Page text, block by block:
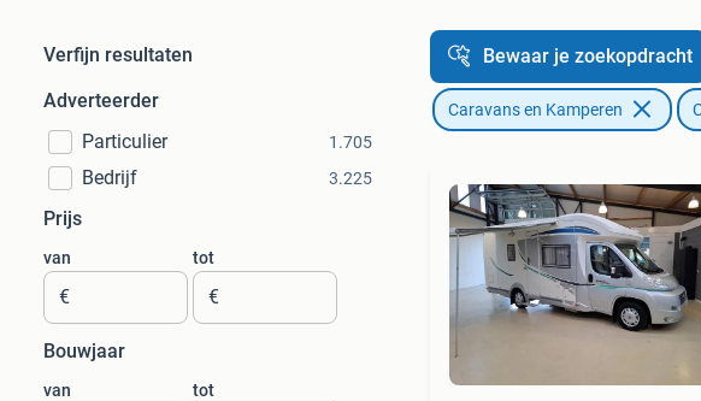
Verfijn resultaten
Adverteerder
Particulier
1.705
Bedrijf 3.225
Prijs
van
€
tot
€
Bouwjaar
van tot
Bewaar je zoekopdracht
Caravans en Kamperen